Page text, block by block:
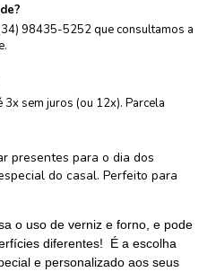
98435-5252 que consultamos a
sem juros (ou 12x). Parcela
presentes para o dia dos
do casal. Perfeito para
o uso de verniz e forno, e pode
diferentes! É a escolha
e personalizado aos seus